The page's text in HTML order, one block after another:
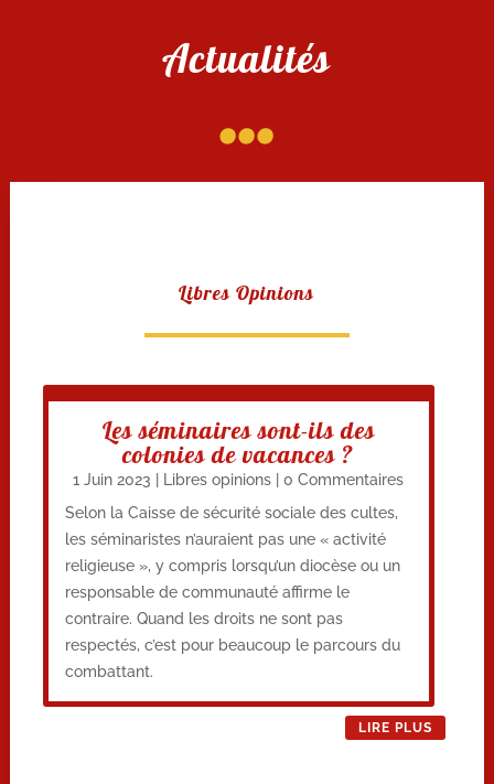
Actualités
...
Libres Opinions
Les séminaires sont-ils des
colonies de vacances ?
1 Juin 2023 | Libres opinions | 0 Commentaires
Selon la Caisse de sécurité sociale des cultes,
les séminaristes n’auraient pas une « activité
religieuse », y compris lorsqu’un diocèse ou un
responsable de communauté affirme le
contraire. Quand les droits ne sont pas
respectés, c’est pour beaucoup le parcours du
combattant.
LIRE PLUS